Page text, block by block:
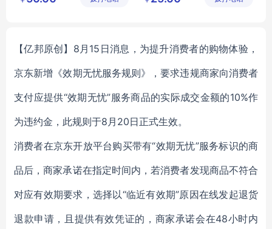
【亿邦原创】8月15日消息，为提升消费者的购物体验，
京东新增《效期无忧服务规则》，要求违规商家向消费者
支付应提供“效期无忧”服务商品的实际成交金额的10%作
为违约金， 此规则于8月20日正式生效。
消费者在京东开放平台购买带有“效期无忧”服务标识的商
品后，商家承诺在指定时间内，若消费者发现商品不符合
对应有效期要求，选择以“临近有效期”原因在线发起退货
退款申请，且提供有效凭证的，商家承诺会在48小时内